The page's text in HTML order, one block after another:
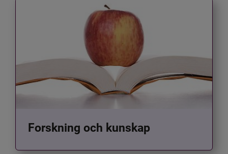
Forskning och kunskap